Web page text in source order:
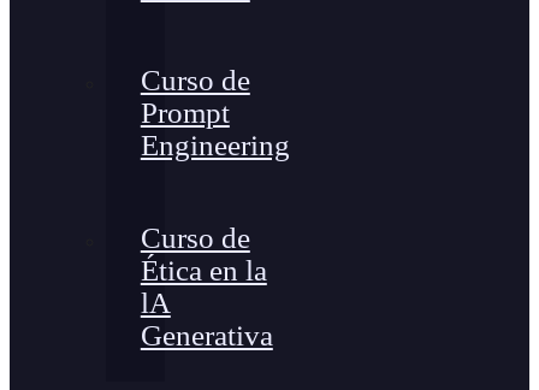
Curso de
Prompt
Engineering
Curso de
Ética en la
lA
Generativa